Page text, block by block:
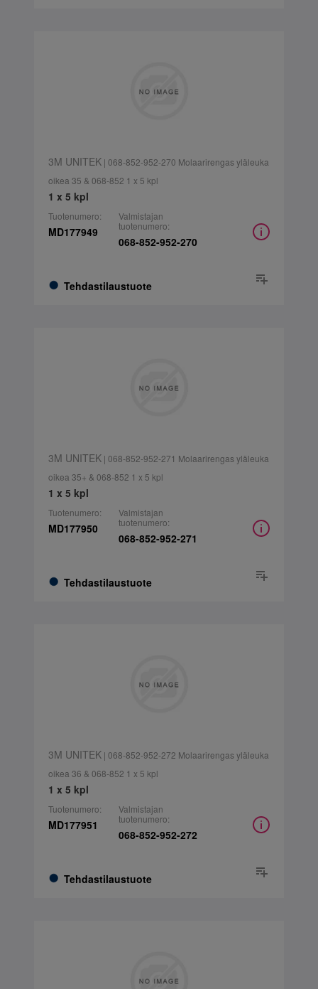
3M UNITEK| 068-852-952-270 Molaarirengas yläleuka
oikea 35 & 068-852 1 x 5 kpl
1 x 5 kpl
Tuotenumero:
MD177949
Tehdastilaustuote
Valmistajan
tuotenumero:
068-852-952-270
3M UNITEK| 068-852-952-271 Molaarirengas yläleuka
oikea 35+ & 068-852 1 x 5 kpl
1 x 5 kpl
Tuotenumero:
MD177950
Tehdastilaustuote
Valmistajan
tuotenumero:
068-852-952-271
3M UNITEK| 068-852-952-272 Molaarirengas yläleuka
oikea 36 & 068-852 1 x 5 kpl
1 x 5 kpl
Tuotenumero:
MD177951
Tehdastilaustuote
Valmistajan
tuotenumero:
068-852-952-272